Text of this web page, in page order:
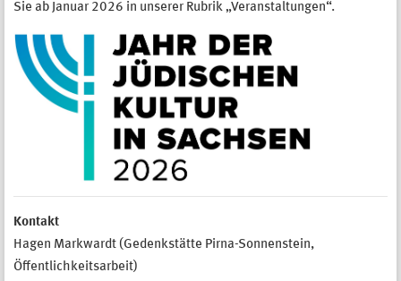
Sie ab Januar 2026 in unserer Rubrik „Veranstaltungen“.
Kontakt
Hagen Markwardt (Gedenkstätte Pirna-Sonnenstein,
Öffentlichkeitsarbeit)